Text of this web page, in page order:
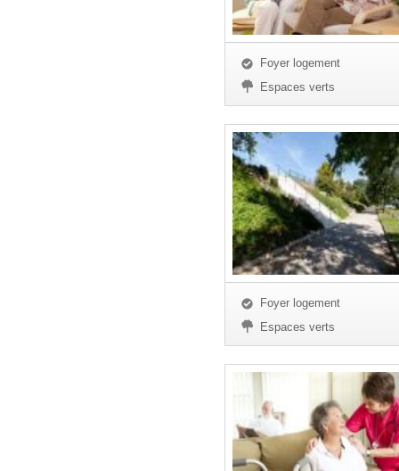
Foyer logement
Espaces verts
Foyer logement
Espaces verts